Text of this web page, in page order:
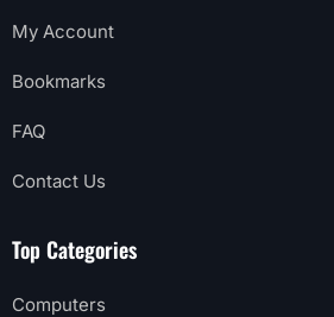
My Account
Bookmarks
FAQ
Contact Us
Top Categories
Computers